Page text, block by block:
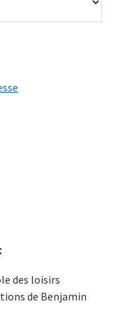
des loisirs
de Benjamin